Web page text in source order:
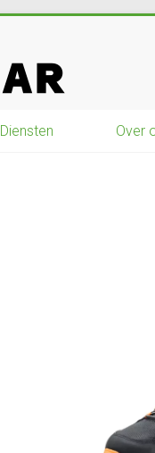
Diensten Over